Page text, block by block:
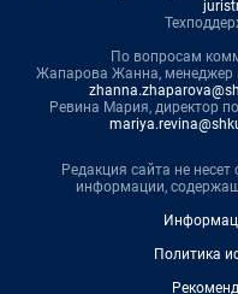
По вопросам
Жапарова Жанна, менеджер
Ревина Мария, директор
Редакция сайта не несет
информации,
Политика